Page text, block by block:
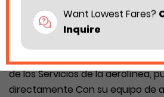
¿Está organizar un viaje con
dificultades al reservar sus
de los Servicios de la aerolínea,
directamente Con su equipo de
Want Lowest Fares?
Inquire